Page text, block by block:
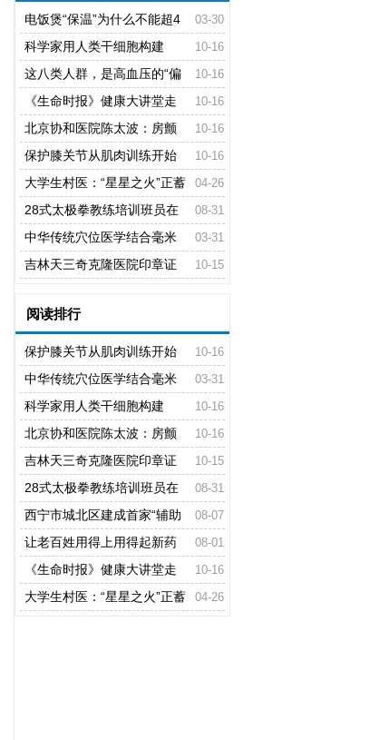
03-30
电饭煲“保温”为什么不能超4
小时？很多人可能正在“培养细菌”10-16
科学家用人类干细胞构建
出“类血细胞” 10-16
这八类人群，是高血压的“偏
爱”对象 10-16
《生命时报》健康大讲堂走
进山东聊城 10-16
北京协和医院陈太波：房颤
可治也可防，最可怕的是不知道自
己在房颤
10-16
保护膝关节从肌肉训练开始
04-26
大学生村医：“星星之火”正蓄
势 08-31
28式太极拳教练培训班员在
河北省沧州市举办 03-31
中华传统穴位医学结合毫米
波科技之光为世界抗疫提供中国智
10-15
吉林天三奇克隆医院印章证
阅读排行
10-16
保护膝关节从肌肉训练开始
03-31
中华传统穴位医学结合毫米
波科技之光为世界抗疫提供中国智
慧方案
10-16
科学家用人类干细胞构建
出“类血细胞” 10-16
北京协和医院陈太波：房颤
可治也可防，最可怕的是不知道自
己在房颤
10-15
吉林天三奇克隆医院印章证
食品“疗效” 08-31
28式太极拳教练培训班员在
河北省沧州市举办 08-07
西宁市城北区建成首家“辅助
性农疗基地” 08-01
让老百姓用得上用得起新药
好药 10-16
《生命时报》健康大讲堂走
进山东聊城 04-26
大学生村医：“星星之火”正蓄